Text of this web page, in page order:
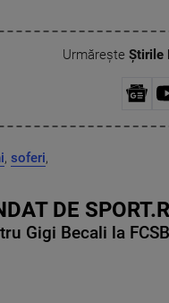
Urmărește Știrile
, soferi,
DE
Gigi Becali la